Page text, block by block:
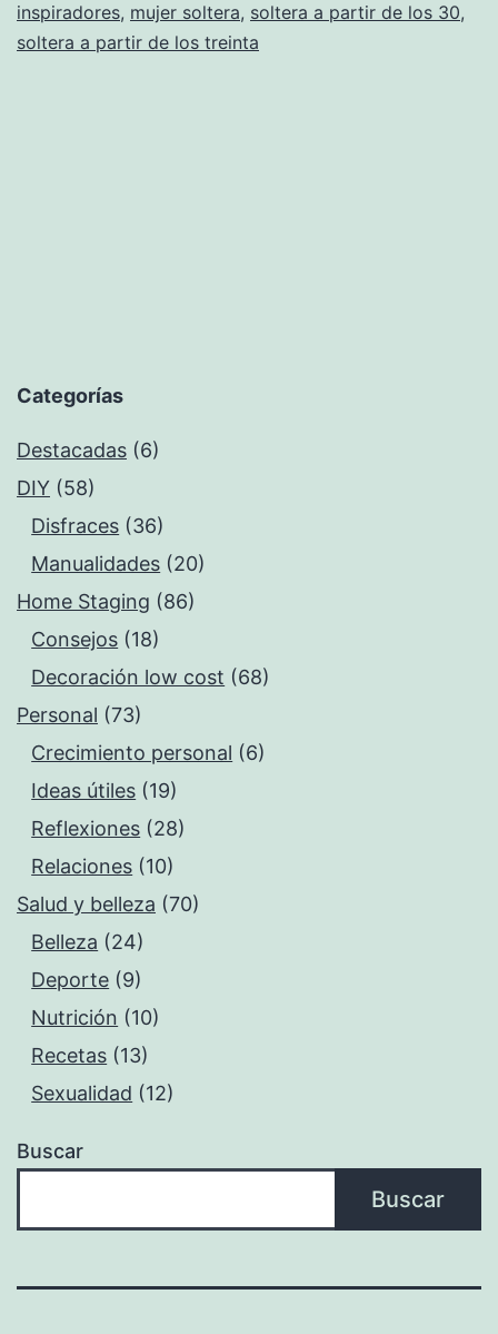
vida
inspiradores, mujer soltera, soltera a partir de los 30,
soltera a partir de los treinta
Categorías
Destacadas (6)
DIY (58)
Disfraces (36)
Manualidades (20)
Home Staging (86)
Consejos (18)
Decoración low cost (68)
Personal (73)
Crecimiento personal (6)
Ideas útiles (19)
Reflexiones (28)
Relaciones (10)
Salud y belleza (70)
Belleza (24)
Deporte (9)
Nutrición (10)
Recetas (13)
Sexualidad (12)
Buscar
Buscar